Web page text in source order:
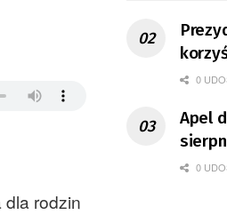
rodzin
Tour
0
Apel
z
0